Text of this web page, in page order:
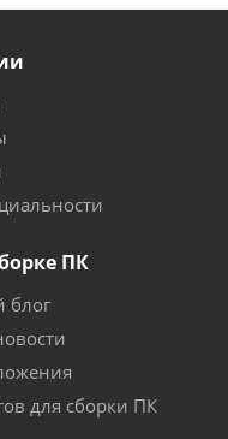
ПК
блог
для сборки ПК